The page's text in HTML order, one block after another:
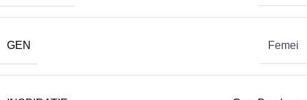
GEN Femei